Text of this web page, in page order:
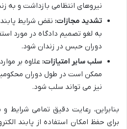
نیروهای انتظامی بازداشت و به
تشدید مجازات: نقض شرایط پابند
به لغو تصمیم دادگاه در مورد
دوران حبس در زندان شود.
سلب سایر امتیازات: علاوه بر
ممکن است در طول دوران
نیز می تواند سلب شود.
بنابراین، رعایت دقیق تمامی
برای حفظ امکان استفاده از پابند